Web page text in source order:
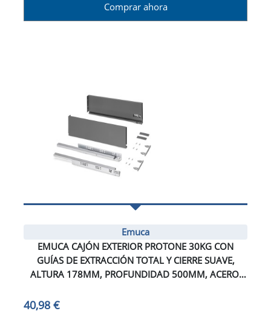
Comprar ahora
Emuca
EMUCA CAJÓN EXTERIOR PROTONE 30KG CON
GUÍAS DE EXTRACCIÓN TOTAL Y CIERRE SUAVE,
ALTURA 178MM, PROFUNDIDAD 500MM, ACERO,
40,98 €